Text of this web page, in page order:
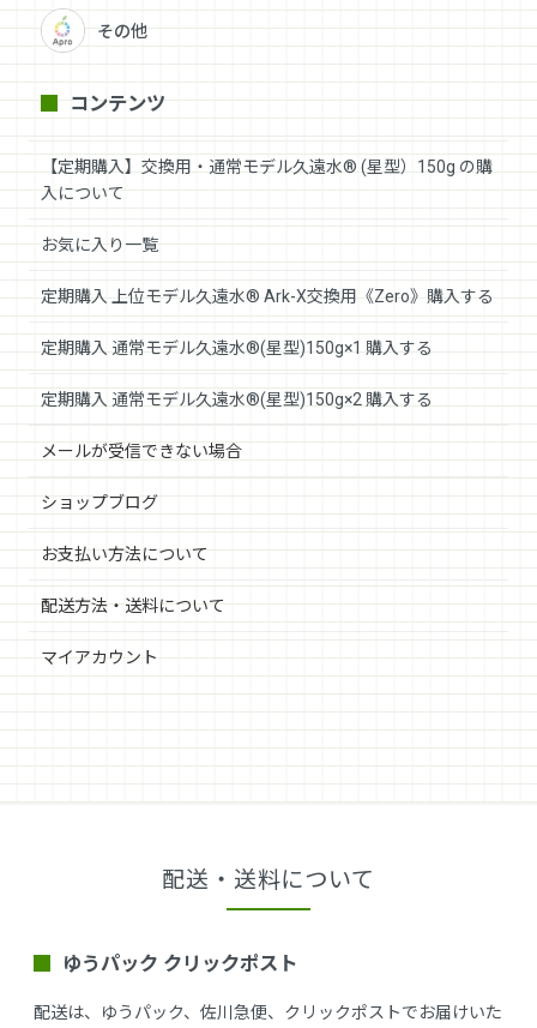
その他
コンテンツ
【定期購入】交換用・通常モデル久遠水® (星型）150g の購
入について
お気に入り一覧
定期購入 上位モデル久遠水® Ark-X交換用《Zero》購入する
定期購入 通常モデル久遠水®(星型)150g×1 購入する
定期購入 通常モデル久遠水®(星型)150g×2 購入する
メールが受信できない場合
ショップブログ
お支払い方法について
配送方法・送料について
マイアカウント
配送・送料について
ゆうパック クリックポスト
配送は、ゆうパック、佐川急便、クリックポストでお届けいた